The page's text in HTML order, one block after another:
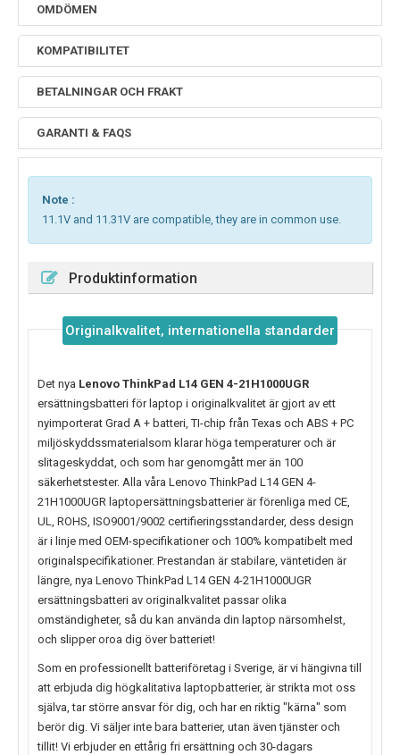
OMDÖMEN
KOMPATIBILITET
BETALNINGAR OCH FRAKT
GARANTI & FAQS
Note :
11.1V and 11.31V are compatible, they are in common use.
Produktinformation
Originalkvalitet, internationella standarder
Det nya Lenovo ThinkPad L14 GEN 4-21H1000UGR
ersättningsbatteri för laptop i originalkvalitet är gjort av ett
nyimporterat Grad A + batteri, TI-chip från Texas och ABS + PC
miljöskyddssmaterialsom klarar höga temperaturer och är
slitageskyddat, och som har genomgått mer än 100
säkerhetstester. Alla våra Lenovo ThinkPad L14 GEN 4-
21H1000UGR laptopersättningsbatterier är förenliga med CE,
UL, ROHS, ISO9001/9002 certifieringsstandarder, dess design
är i linje med OEM-specifikationer och 100% kompatibelt med
originalspecifikationer. Prestandan är stabilare, väntetiden är
längre, nya Lenovo ThinkPad L14 GEN 4-21H1000UGR
ersättningsbatteri av originalkvalitet passar olika
omständigheter, så du kan använda din laptop närsomhelst,
och slipper oroa dig över batteriet!
Som en professionellt batteriföretag i Sverige, är vi hängivna till
att erbjuda dig högkalitativa laptopbatterier, är strikta mot oss
själva, tar större ansvar för dig, och har en riktig "kärna" som
berör dig. Vi säljer inte bara batterier, utan även tjänster och
tillit! Vi erbjuder en ettårig fri ersättning och 30-dagars